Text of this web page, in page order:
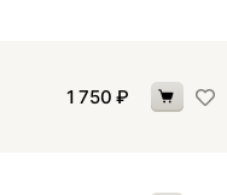
1 750 ₽